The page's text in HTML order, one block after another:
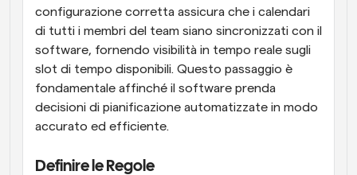
configurazione corretta assicura che i calendari
di tutti i membri del team siano sincronizzati con il
software, fornendo visibilità in tempo reale sugli
slot di tempo disponibili. Questo passaggio è
fondamentale affinché il software prenda
decisioni di pianificazione automatizzate in modo
accurato ed efficiente.
Definire le Regole